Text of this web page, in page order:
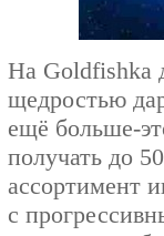
На Goldfishka
щедростью
ещё больше-
получать до
ассортимент
с